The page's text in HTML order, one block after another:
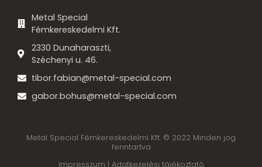
Metal Special
Fémkereskedelmi Kft.
2330 Dunaharaszti,
Széchenyi u. 46.
tibor.fabian@metal-special.com
gabor.bohus@metal-special.com
Metal Special Fémkereskedelmi Kft. © 2022 Minden jog
fenntartva
Impresszum | Adatkezelési tájékoztató